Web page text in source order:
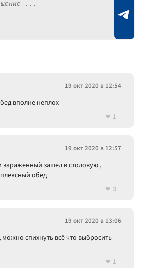
19 окт 2020 в 12:54
вполне неплох
1
19 окт 2020 в 12:57
зараженный зашел в столовую ,
обед
3
19 окт 2020 в 13:06
спихнуть всё что выбросить
1